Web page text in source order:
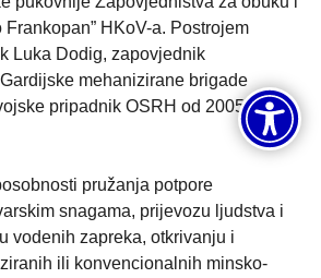
Frankopan” HKoV-a. Postrojem
Luka Dodig, zapovjednik
mehanizirane brigade
pripadnik OSRH od 2005.
pružanja potpore
snagama, prijevozu ljudstva i
vodenih zapreka, otkrivanju i
ili konvencionalnih minsko-